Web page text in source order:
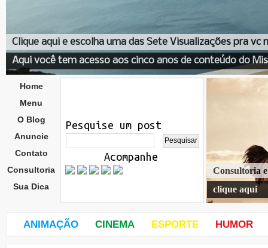
Clique aqui e escolha uma das Sete Visualizações pra vc
Aqui você tem acesso aos cinco anos de conteúdo do
Home
Menu
O Blog
Anuncie
Contato
Consultoria
Sua Dica
Pesquise um post
Acompanhe
Consultoria
clique aqui
ANIMAÇÃO CINEMA ESPORTE HUMOR